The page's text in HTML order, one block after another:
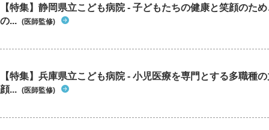
【特集】静岡県立こども病院 - 子どもたちの健康と笑顔のた
の... (医師監修)
【特集】兵庫県立こども病院 - 小児医療を専門とする多職種
顔... (医師監修)